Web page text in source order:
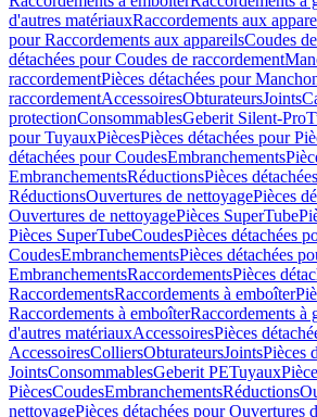
d'autres matériauxRaccordements aux
pour Raccordements aux appareilsCoudes
détachées pour Coudes de raccordement
raccordementPièces détachées pour
raccordementAccessoiresObturateursJoints
protectionConsommablesGeberit Silent-Pro
pour TuyauxPiècesPièces détachées pour
détachées pour CoudesEmbranchements
EmbranchementsRéductionsPièces
RéductionsOuvertures de nettoyagePièces
Ouvertures de nettoyagePièces SuperTube
Pièces SuperTubeCoudesPièces détachées
CoudesEmbranchementsPièces détachées
EmbranchementsRaccordementsPièces
RaccordementsRaccordements à emboîter
Raccordements à emboîterRaccordements à
d'autres matériauxAccessoiresPièces
AccessoiresColliersObturateursJointsPièces
JointsConsommablesGeberit PETuyaux
PiècesCoudesEmbranchementsRéductions
nettoyagePièces détachées pour Ouvertures